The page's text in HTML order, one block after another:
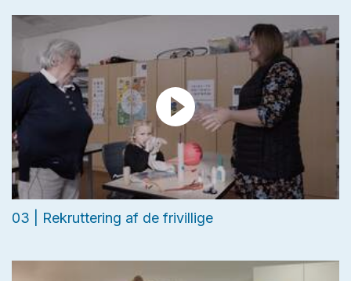
03 | Rekruttering af de frivillige